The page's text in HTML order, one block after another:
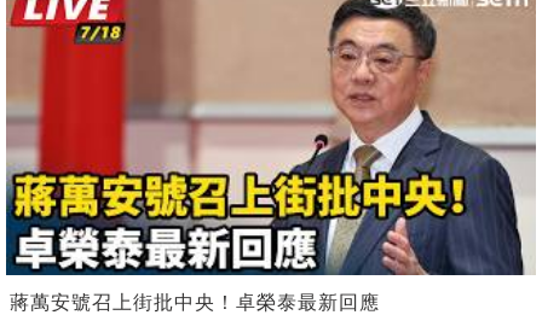
蔣萬安號召上街批中央！卓榮泰最新回應